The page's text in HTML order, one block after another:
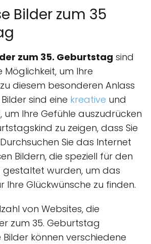
Bilder zum 35
zum 35. Geburtstag sind
um Ihre
diesem besonderen Anlass
sind eine kreative und
um Ihre Gefühle auszudrücken
zu zeigen, dass Sie
Sie das Internet
Bildern, die speziell für den
gestaltet wurden, um das
Ihre Glückwünsche zu finden.
von Websites, die
zum 35. Geburtstag
Bilder können verschiedene